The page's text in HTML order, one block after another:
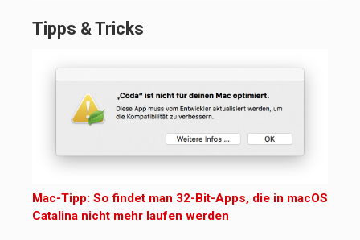
Tipps & Tricks
Mac-Tipp: So findet man 32-Bit-Apps, die in macOS
Catalina nicht mehr laufen werden